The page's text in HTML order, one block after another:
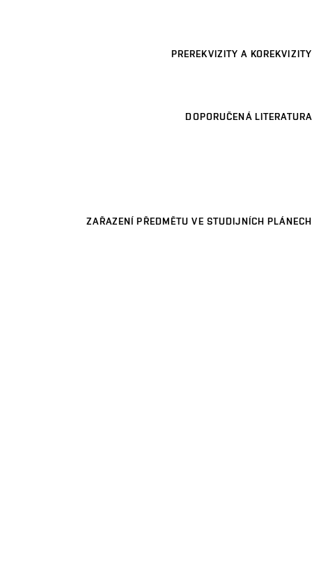
PREREKVIZITY A KOREKVIZITY
DOPORUČENÁ LITERATURA
ZAŘAZENÍ PŘEDMĚTU VE STUDIJNÍCH PLÁNECH